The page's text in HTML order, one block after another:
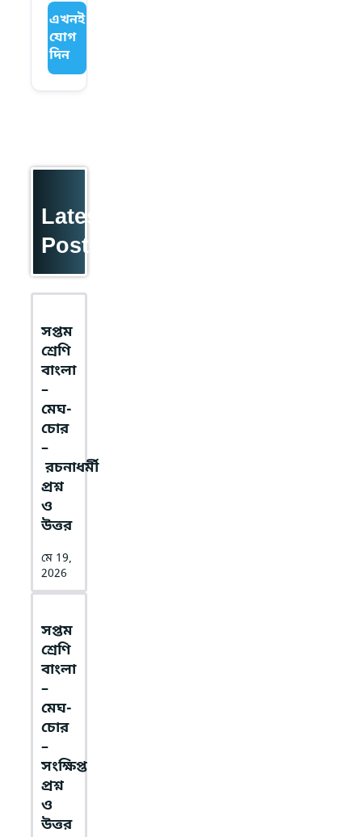
এখনই
যোগ
দিন
Latest
Posts
সপ্তম
শ্রেণি
বাংলা
–
মেঘ-
চোর
–
রচনাধর্মী
প্রশ্ন
ও
উত্তর
মে 19,
2026
সপ্তম
শ্রেণি
বাংলা
–
মেঘ-
চোর
–
সংক্ষিপ্ত
প্রশ্ন
ও
উত্তর